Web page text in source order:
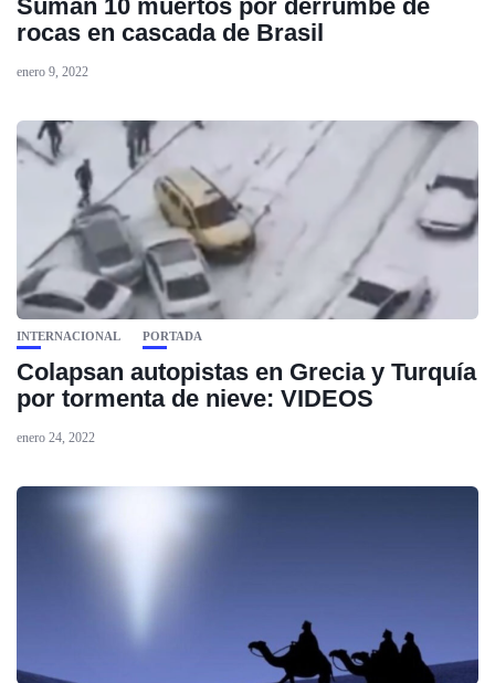
Suman 10 muertos por derrumbe de
rocas en cascada de Brasil
enero 9, 2022
INTERNACIONAL PORTADA
Colapsan autopistas en Grecia y Turquía
por tormenta de nieve: VIDEOS
enero 24, 2022